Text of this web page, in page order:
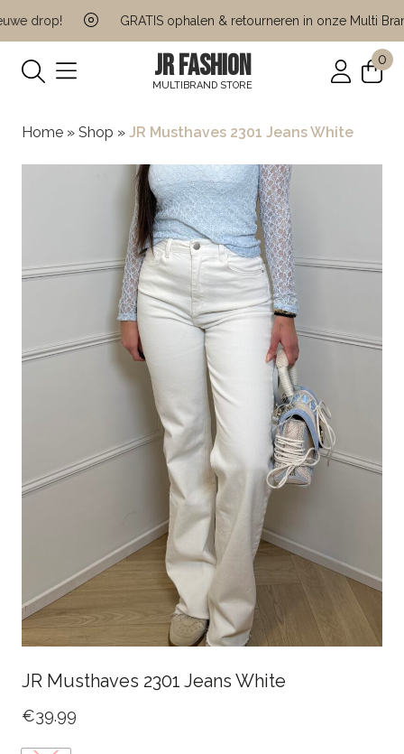
drop! GRATIS ophalen & retourneren in onze Multi Brand
JR FASHION
MULTIBRAND STORE
0
Home » Shop » JR Musthaves 2301 Jeans White
JR Musthaves 2301 Jeans White
€39.99